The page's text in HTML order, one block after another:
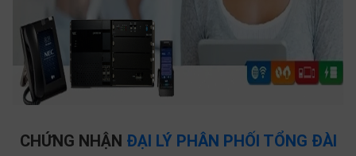
CHỨNG NHẬN ĐẠI LÝ PHÂN PHỐI TỔNG ĐÀI